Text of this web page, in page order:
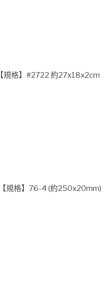
【規格】#2722 約27x18x2cm
【規格】76-4 (約250x20mm)